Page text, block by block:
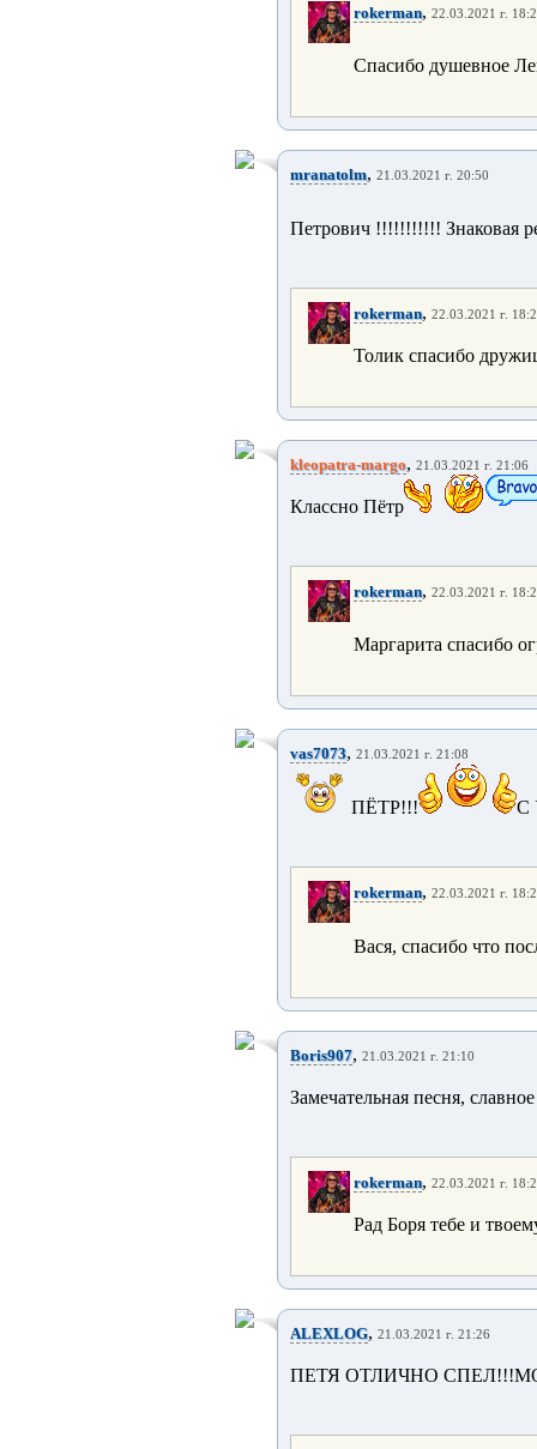
rokerman, 22.03.2021 г.
Спасибо душевное
mranatolm, 21.03.2021 г. 20:50
Петрович !!!!!!!!!!! Знаковая
rokerman, 22.03.2021 г.
Толик спасибо
kleopatra-margo, 21.03.2021 г. 21:06
Классно Пётр
rokerman, 22.03.2021 г.
Маргарита спасибо
vas7073, 21.03.2021 г. 21:08
ПЁТР!!! С
rokerman, 22.03.2021 г.
Вася, спасибо что
Boris907, 21.03.2021 г. 21:10
Замечательная песня,
rokerman, 22.03.2021 г.
Рад Боря тебе и
ALEXLOG, 21.03.2021 г. 21:26
ПЕТЯ ОТЛИЧНО